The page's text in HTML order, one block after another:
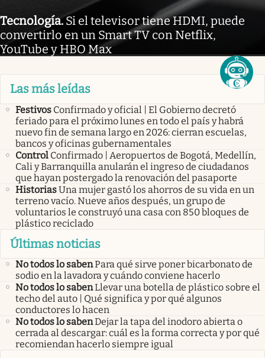
Tecnología.Si el televisor tiene HDMI, puede
convertirlo en un Smart TV con Netflix,
YouTube y HBO Max
Las más leídas
Festivos Confirmado y oficial | El Gobierno decretó
feriado para el próximo lunes en todo el país y habrá
nuevo fin de semana largo en 2026: cierran escuelas,
bancos y oficinas gubernamentales
Control Confirmado | Aeropuertos de Bogotá, Medellín,
Cali y Barranquilla anularán el ingreso de ciudadanos
que hayan postergado la renovación del pasaporte
HistoriasUna mujer gastó los ahorros de su vida en un
terreno vacío. Nueve años después, un grupo de
voluntarios le construyó una casa con 850 bloques de
plástico reciclado
Últimas noticias
No todos lo sabenPara qué sirve poner bicarbonato de
sodio en la lavadora y cuándo conviene hacerlo
No todos lo sabenLlevar una botella de plástico sobre el
techo del auto | Qué significa y por qué algunos
conductores lo hacen
No todos lo sabenDejar la tapa del inodoro abierta o
cerrada al descargar: cuál es la forma correcta y por qué
recomiendan hacerlo siempre igual